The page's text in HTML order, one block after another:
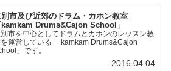
市及び近郊のドラム・カホン教室
kamkam Drums&Cajon School」
市を中心としてドラムとカホンのレッスン教
運営している 「kamkam Drums&Cajon
」です。
2016.04.04